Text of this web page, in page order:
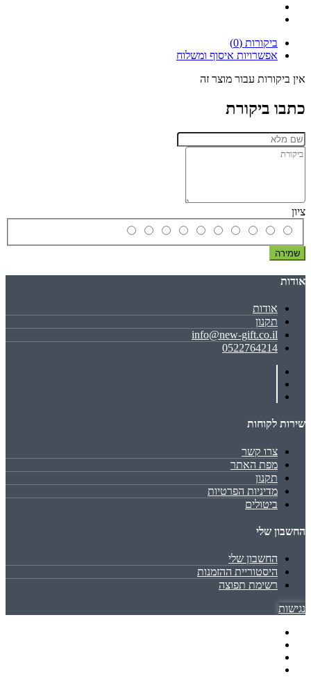
ביקורות (0)
אפשרויות איסוף ומשלוח
אין ביקורות עבור מוצר זה
כתבו ביקורת
ציון
שמירה
אודות
אודות
תקנון
info@new-gift.co.il
0522764214
שירות לקוחות
צרו קשר
מפת האתר
תקנון
מדיניות הפרטיות
ביטולים
החשבון שלי
החשבון שלי
היסטוריית ההזמנות
רשימת תפוצה
נגישות